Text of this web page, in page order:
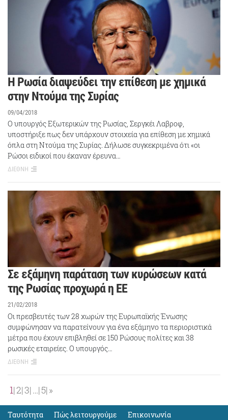
Η Ρωσία διαψεύδει την επίθεση με χημικά
στην Ντούμα της Συρίας
09/04/2018
Ο υπουργός Εξωτερικών της Ρωσίας, Σεργκέι Λαβροφ,
υποστήριξε πως δεν υπάρχουν στοιχεία για επίθεση με χημικά
όπλα στη Ντούμα της Συρίας. Δήλωσε συγκεκριμένα ότι «οι
Ρώσοι ειδικοί που έκαναν έρευνα…
ΔΙΕΘΝΗ
Σε εξάμηνη παράταση των κυρώσεων κατά
της Ρωσίας προχωρά η ΕΕ
21/02/2018
Οι πρεσβευτές των 28 χωρών της Ευρωπαϊκής Ένωσης
συμφώνησαν να παρατείνουν για ένα εξάμηνο τα περιοριστικά
μέτρα που έχουν επιβληθεί σε 150 Ρώσους πολίτες και 38
ρωσικές εταιρείες. O υπουργός…
ΔΙΕΘΝΗ
1 2 3 … 5 »
Ταυτότητα Πώς λειτουργούμε Eπικοινωνία